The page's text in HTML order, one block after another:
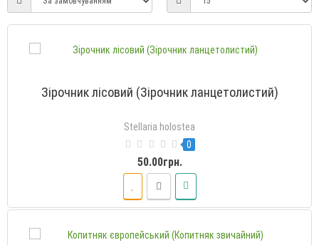
Зірочник лісовий (Зірочник ланцетолистий)
Stellaria holostea
0
50.00грн.